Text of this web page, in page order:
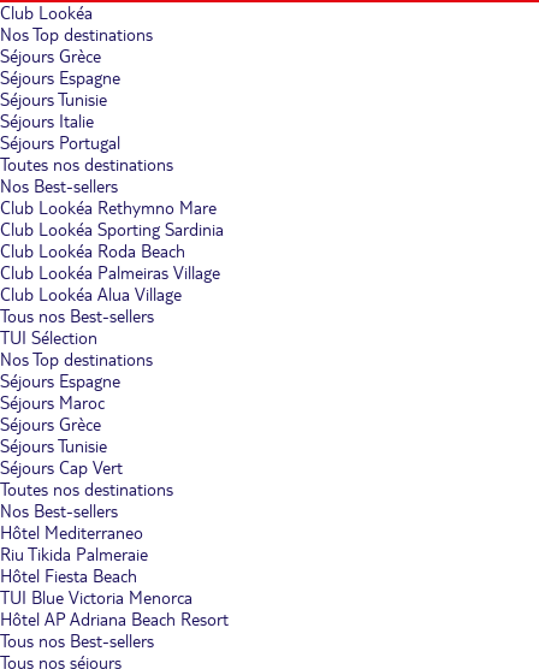
Club Lookéa
Nos Top destinations
Séjours Grèce
Séjours Espagne
Séjours Tunisie
Séjours Italie
Séjours Portugal
Toutes nos destinations
Nos Best-sellers
Club Lookéa Rethymno Mare
Club Lookéa Sporting Sardinia
Club Lookéa Roda Beach
Club Lookéa Palmeiras Village
Club Lookéa Alua Village
Tous nos Best-sellers
TUI Sélection
Nos Top destinations
Séjours Espagne
Séjours Maroc
Séjours Grèce
Séjours Tunisie
Séjours Cap Vert
Toutes nos destinations
Nos Best-sellers
Hôtel Mediterraneo
Riu Tikida Palmeraie
Hôtel Fiesta Beach
TUI Blue Victoria Menorca
Hôtel AP Adriana Beach Resort
Tous nos Best-sellers
Tous nos séjours